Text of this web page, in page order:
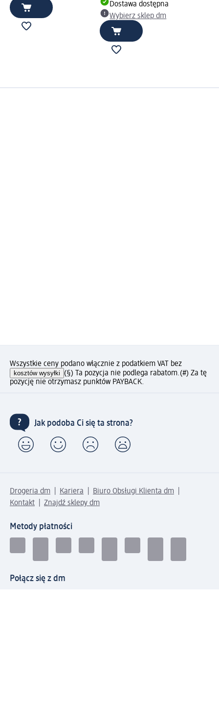
Dostawa dostępna
Wybierz sklep dm
Wszystkie ceny podano włącznie z podatkiem VAT bez
kosztów wysyłki (§) Ta pozycja nie podlega rabatom.(#) Za tę
pozycję nie otrzymasz punktów PAYBACK.
Jak podoba Ci się ta strona?
Drogeria dm Kariera
Biuro Obsługi Klienta dm
Kontakt
Znajdź sklepy dm
Metody płatności
Połącz się z dm